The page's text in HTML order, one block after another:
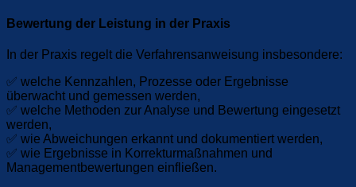
Bewertung der Leistung in der Praxis
In der Praxis regelt die Verfahrensanweisung insbesondere:
✅ welche Kennzahlen, Prozesse oder Ergebnisse
überwacht und gemessen werden,
✅ welche Methoden zur Analyse und Bewertung eingesetzt
werden,
✅ wie Abweichungen erkannt und dokumentiert werden,
✅ wie Ergebnisse in Korrekturmaßnahmen und
Managementbewertungen einfließen.